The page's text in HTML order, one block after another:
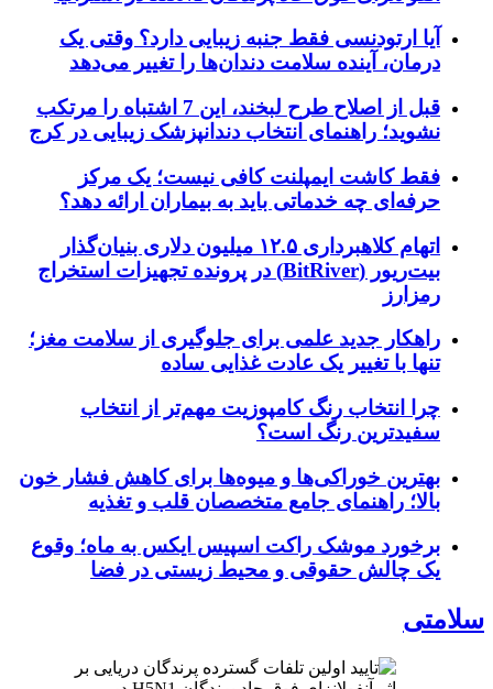
آیا ارتودنسی فقط جنبه زیبایی دارد؟ وقتی یک
درمان، آینده سلامت دندان‌ها را تغییر می‌دهد
قبل از اصلاح طرح لبخند، این 7 اشتباه را مرتکب
نشوید؛ راهنمای انتخاب دندانپزشک زیبایی در کرج
فقط کاشت ایمپلنت کافی نیست؛ یک مرکز
حرفه‌ای چه خدماتی باید به بیماران ارائه دهد؟
اتهام کلاهبرداری ۱۲.۵ میلیون دلاری بنیان‌گذار
بیت‌ریور (BitRiver) در پرونده تجهیزات استخراج
رمزارز
راهکار جدید علمی برای جلوگیری از سلامت مغز؛
تنها با تغییر یک عادت غذایی ساده
چرا انتخاب رنگ کامپوزیت مهم‌تر از انتخاب
سفیدترین رنگ است؟
بهترین خوراکی‌ها و میوه‌ها برای کاهش فشار خون
بالا؛ راهنمای جامع متخصصان قلب و تغذیه
برخورد موشک راکت اسپیس ایکس به ماه؛ وقوع
یک چالش حقوقی و محیط زیستی در فضا
سلامتی